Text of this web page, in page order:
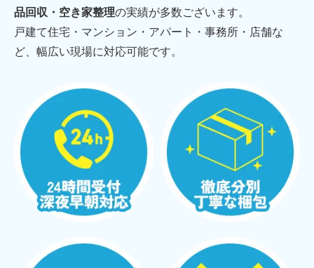
品回収・空き家整理の実績が多数ございます。
戸建て住宅・マンション・アパート・事務所・店舗な
ど、幅広い現場に対応可能です。